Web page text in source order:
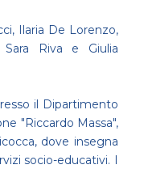
Ilaria De Lorenzo,
Sara Riva e Giulia
il Dipartimento
"Riccardo Massa",
dove insegna
socio-educativi. I